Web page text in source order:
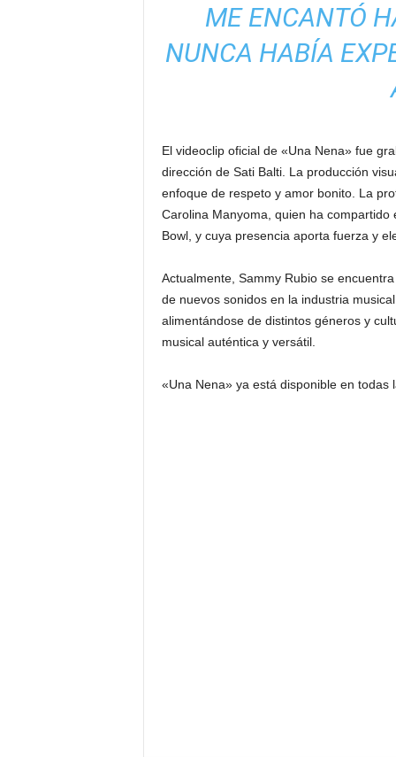
ME ENCANTÓ
NUNCA HABÍA
El videoclip oficial de «Una Nena» fue
dirección de Sati Balti. La producción
enfoque de respeto y amor bonito. La
Carolina Manyoma, quien ha
Bowl, y cuya presencia aporta fuerza y
Actualmente, Sammy Rubio se
de nuevos sonidos en la industria
alimentándose de distintos géneros y
musical auténtica y versátil.
«Una Nena» ya está disponible en todas